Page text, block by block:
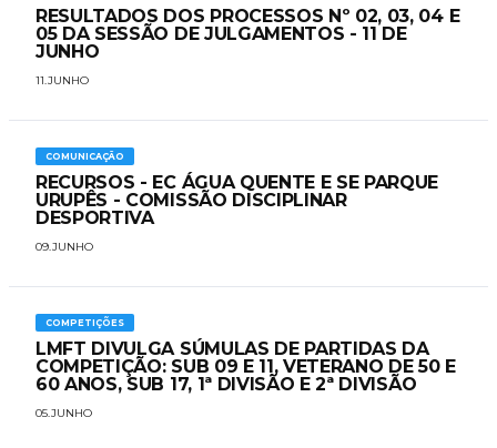
RESULTADOS DOS PROCESSOS Nº 02, 03, 04 E
05 DA SESSÃO DE JULGAMENTOS - 11 DE
JUNHO
11.JUNHO
COMUNICAÇÃO
RECURSOS - EC ÁGUA QUENTE E SE PARQUE
URUPÊS - COMISSÃO DISCIPLINAR
DESPORTIVA
09.JUNHO
COMPETIÇÕES
LMFT DIVULGA SÚMULAS DE PARTIDAS DA
COMPETIÇÃO: SUB 09 E 11, VETERANO DE 50 E
60 ANOS, SUB 17, 1ª DIVISÃO E 2ª DIVISÃO
05.JUNHO